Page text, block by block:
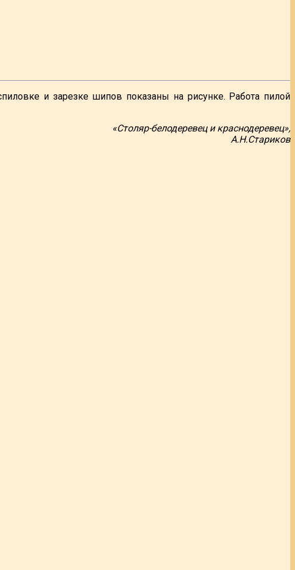
и зарезке шипов показаны на рисунке. Работа пилой
«Столяр-белодеревец и краснодеревец»,
А.Н.Стариков